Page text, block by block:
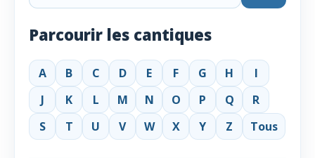
Parcourir les cantiques
A B C D E F G H
I
J
K L M N O P Q
R
S
T U V W X Y Z Tous